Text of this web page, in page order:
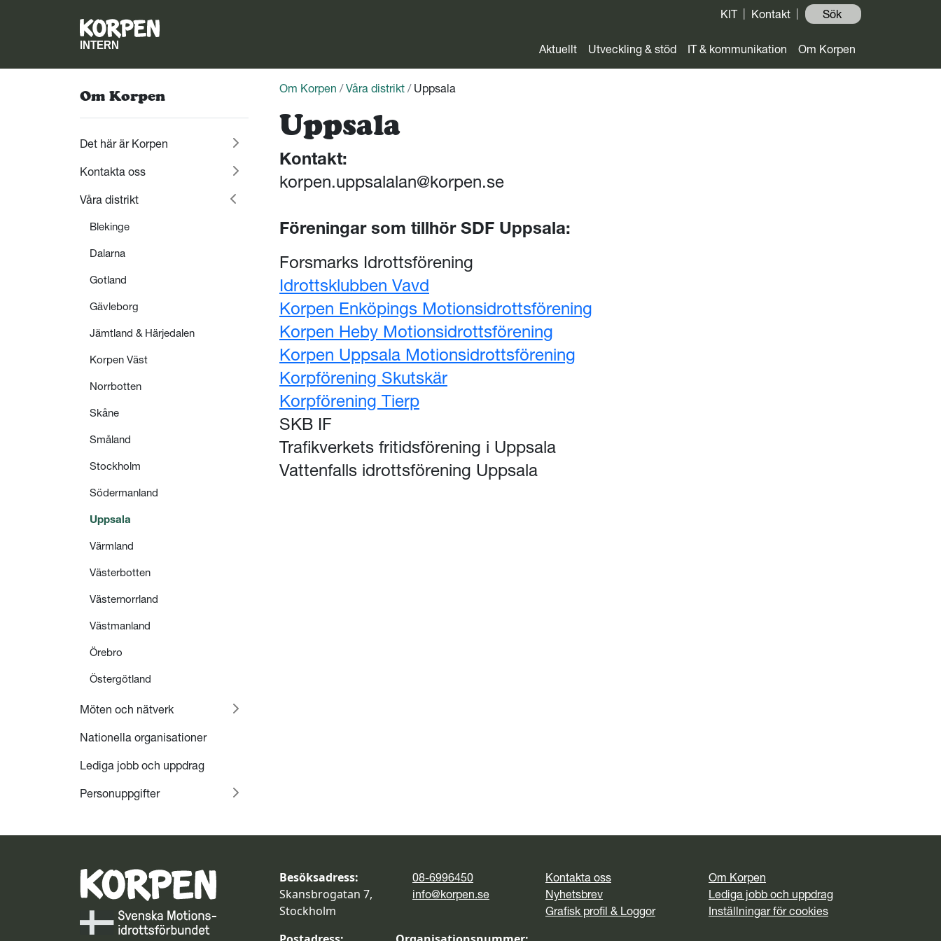
KIT Kontakt Sök ️
Aktuellt Utveckling & stöd IT & kommunikation Om Korpen
Om Korpen
Det här är Korpen
Kontakta oss
Våra distrikt
Blekinge
Dalarna
Gotland
Gävleborg
Jämtland & Härjedalen
Korpen Väst
Norrbotten
Skåne
Småland
Stockholm
Södermanland
Uppsala
Värmland
Västerbotten
Västernorrland
Västmanland
Örebro
Östergötland
Möten och nätverk
Nationella organisationer
Lediga jobb och uppdrag
Personuppgifter
Om Korpen / Våra distrikt / Uppsala
Uppsala
Kontakt:
korpen.uppsalalan@korpen.se
Föreningar som tillhör SDF Uppsala:
Forsmarks Idrottsförening
Idrottsklubben Vavd
Korpen Enköpings Motionsidrottsförening
Korpen Heby Motionsidrottsförening
Korpen Uppsala Motionsidrottsförening
Korpförening Skutskär
Korpförening Tierp
SKB IF
Trafikverkets fritidsförening i Uppsala
Vattenfalls idrottsförening Uppsala
Besöksadress:
Skansbrogatan 7,
Stockholm
08-6996450
info@korpen.se
Kontakta oss
Om Korpen
Nyhetsbrev
Lediga jobb och uppdrag
Grafisk profil & Loggor
Inställningar för cookies